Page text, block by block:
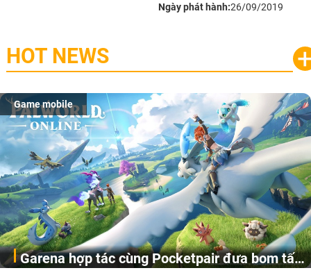
Ngày phát hành:26/09/2019
HOT NEWS
Game mobile
Garena hợp tác cùng Pocketpair đưa bom tấn